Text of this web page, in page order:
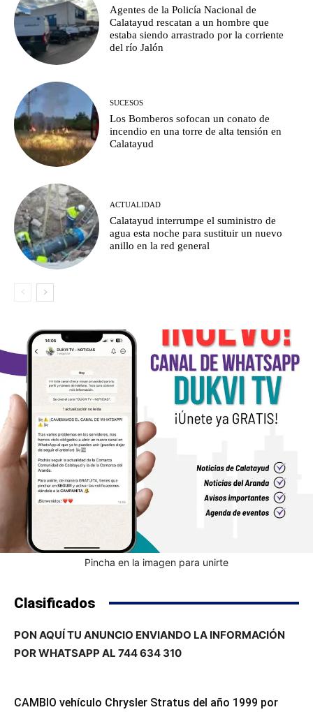
Agentes de la Policía Nacional de
Calatayud rescatan a un hombre que
estaba siendo arrastrado por la corriente
del río Jalón
SUCESOS
Los Bomberos sofocan un conato de
incendio en una torre de alta tensión en
Calatayud
ACTUALIDAD
Calatayud interrumpe el suministro de
agua esta noche para sustituir un nuevo
anillo en la red general
Pincha en la imagen para unirte
Clasificados
PON AQUÍ TU ANUNCIO ENVIANDO LA INFORMACIÓN
POR WHATSAPP AL 744 634 310
CAMBIO vehículo Chrysler Stratus del año 1999 por